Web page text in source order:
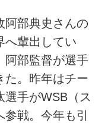
阿部典史さんの
へ輩出してい
阿部監督が選手
た。昨年はチー
選手がWSB（ス
戦。今年も引